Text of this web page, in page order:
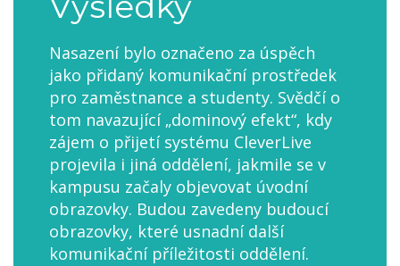
Nasazení bylo označeno za úspěch
jako přidaný komunikační prostředek
pro zaměstnance a studenty. Svědčí o
tom navazující „dominový efekt“, kdy
zájem o přijetí systému CleverLive
projevila i jiná oddělení, jakmile se v
kampusu začaly objevovat úvodní
obrazovky. Budou zavedeny budoucí
obrazovky, které usnadní další
komunikační příležitosti oddělení.